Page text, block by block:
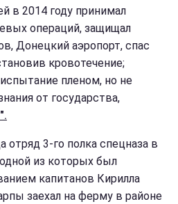
в 2014 году принимал
операций, защищал
Донецкий аэропорт, спас
кровотечение;
пленом, но не
от государства,
отряд 3-го полка спецназа в
из которых был
капитанов Кирилла
заехал на ферму в районе